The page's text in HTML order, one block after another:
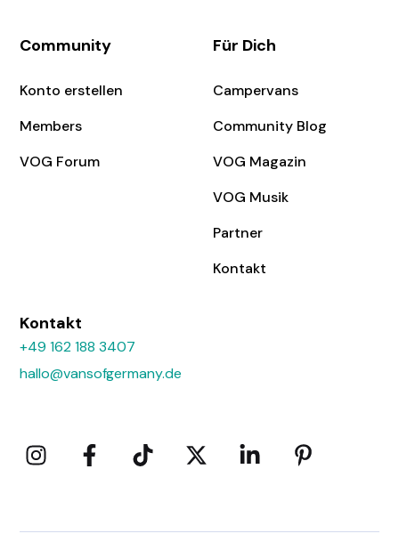
Community
Konto erstellen
Members
VOG Forum
Für Dich
Campervans
Community Blog
VOG Magazin
VOG Musik
Partner
Kontakt
Kontakt
+49 162 188 3407
hallo@vansofgermany.de